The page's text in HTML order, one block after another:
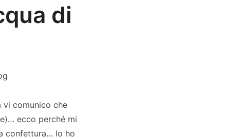
di
vi comunico che
ecco perché mi
confettura… Io ho